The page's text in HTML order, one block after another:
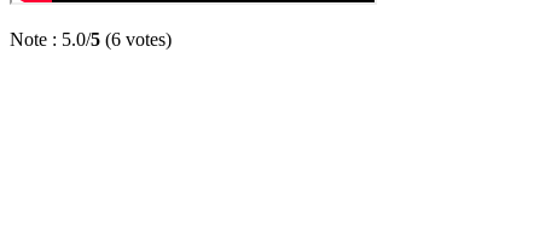
Note : 5.0/5 (6 votes)